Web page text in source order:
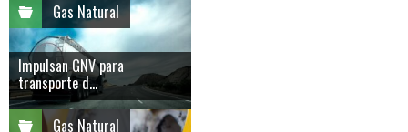
Gas Natural
Impulsan GNV para
transporte d...
Gas Natural